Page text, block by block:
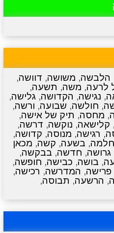
הלבשה, משושה, דוושה,
לרעה, משה, תשעה,
, נגישה, הקדושה, גלישה,
, חולשה, שבועה, ורשה,
, מחסה, תיק של אישה,
, קלישאה, נוקשה, דרשה,
, רגישה, מנוסה, קדושה,
, בשעה, קשה, מכאן
גרושה, חדשה, בבקשה,
, בושה, כבישה, חופשה,
פרישה, המדרשה, רכישה,
, הרשעה, תבוסה,